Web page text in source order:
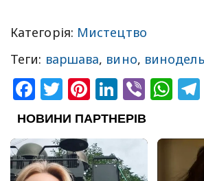
Категорія: Мистецтво
Теги: варшава, вино,
Facebook
Twitter
Pinterest
Viber